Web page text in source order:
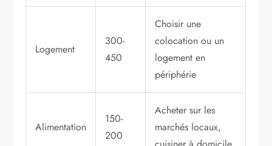
Logement
300-
450
Choisir une
colocation ou un
logement en
périphérie
Alimentation
150-
200
Acheter sur les
marchés locaux,